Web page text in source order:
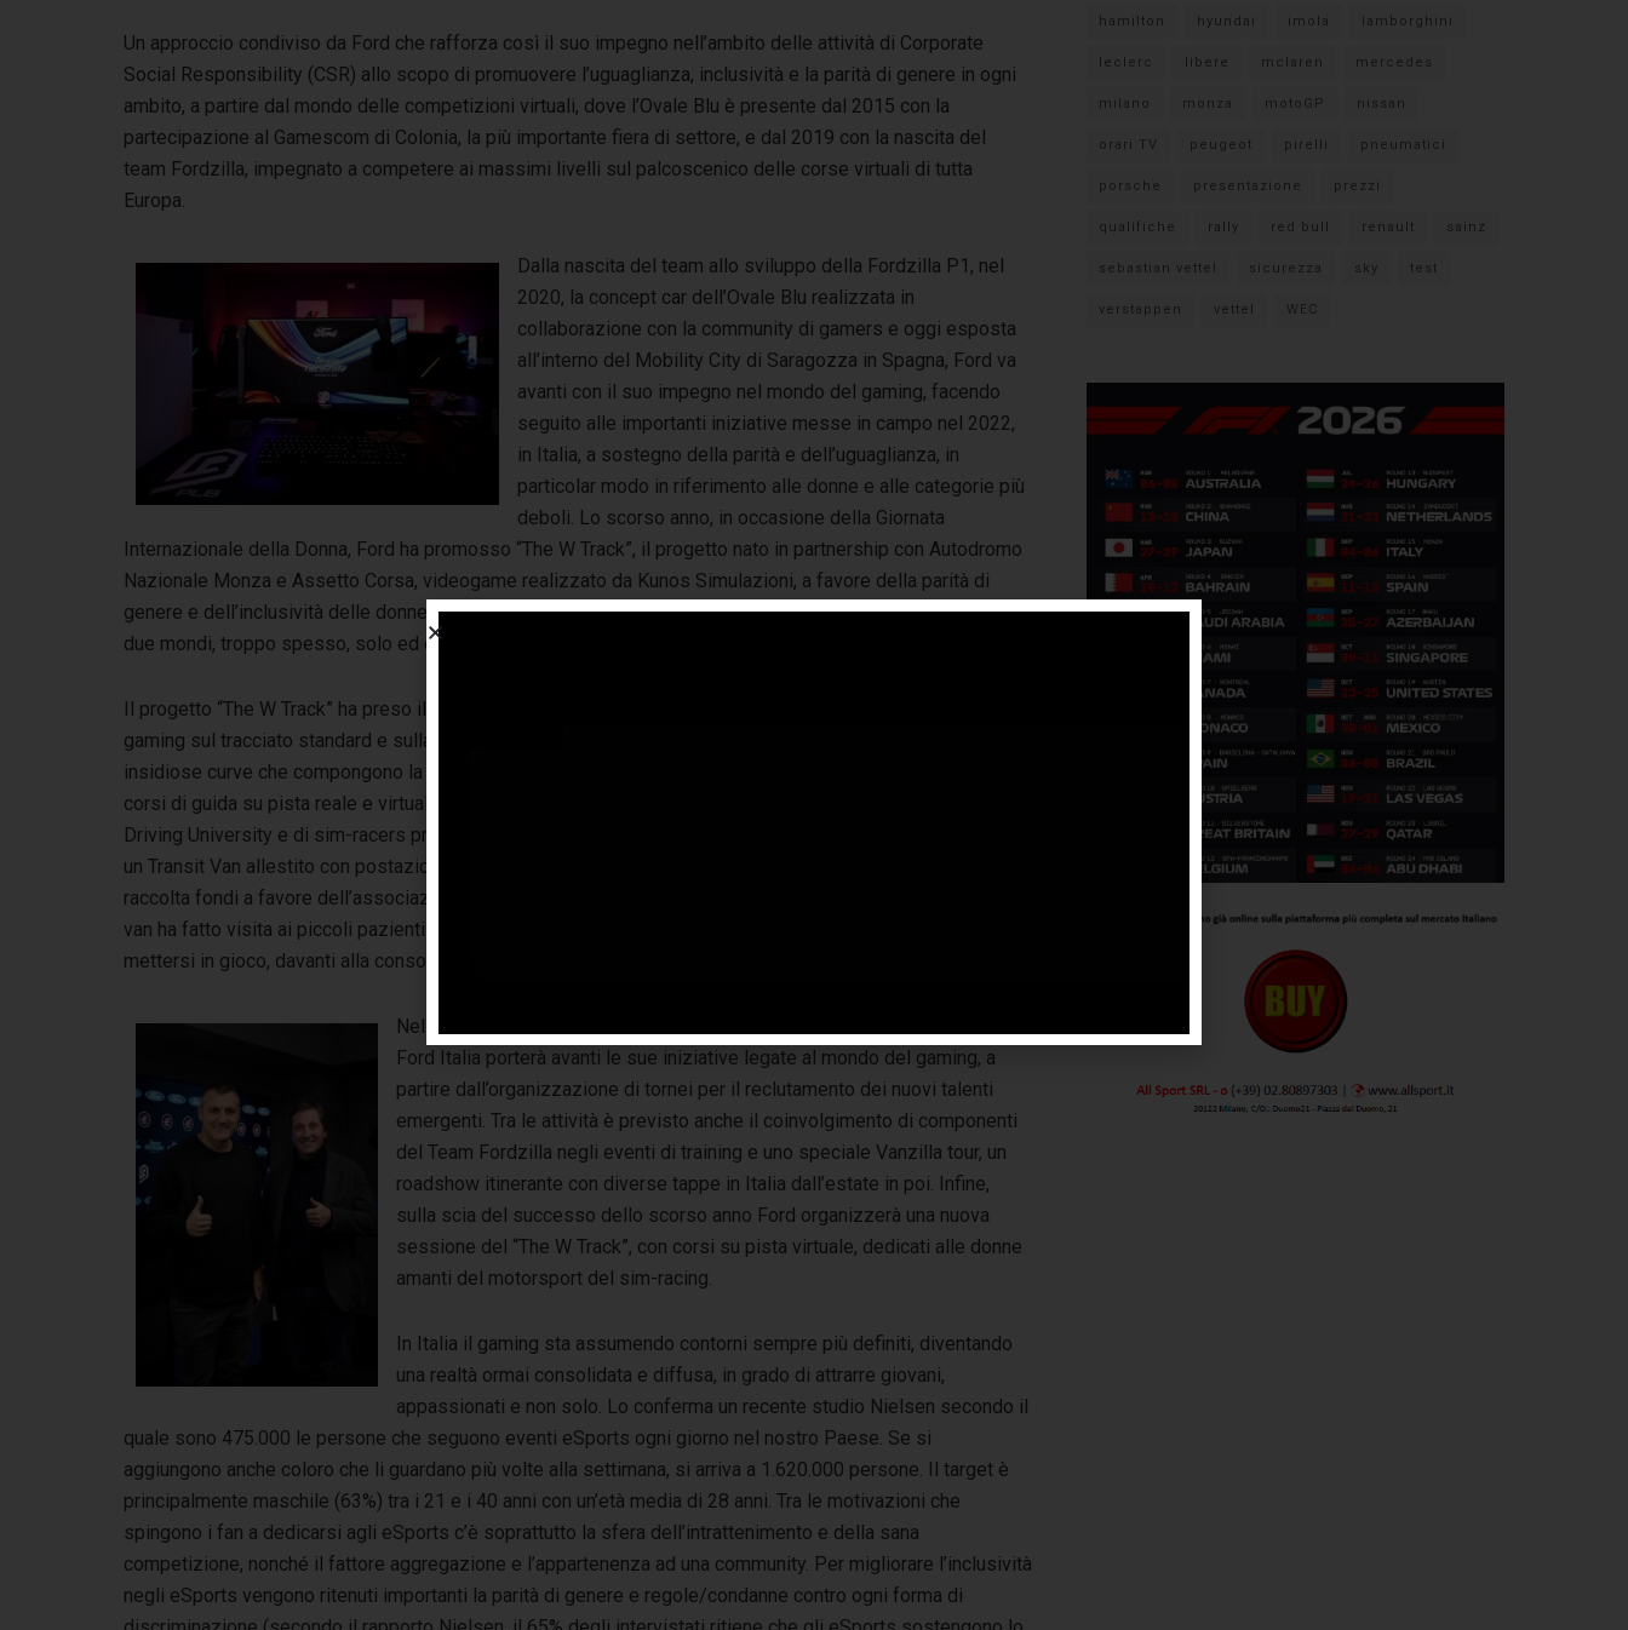
Un approccio condiviso da Ford che rafforza così il suo impegno nell’ambito delle attività di Corporate
Social Responsibility (CSR) allo scopo di promuovere l’uguaglianza, inclusività e la parità di genere in ogni
ambito, a partire dal mondo delle competizioni virtuali, dove l’Ovale Blu è presente dal 2015 con la
partecipazione al Gamescom di Colonia, la più importante fiera di settore, e dal 2019 con la nascita del
team Fordzilla, impegnato a competere ai massimi livelli sul palcoscenico delle corse virtuali di tutta
Europa.
Dalla nascita del team allo sviluppo della Fordzilla P1, nel
2020, la concept car dell’Ovale Blu realizzata in
collaborazione con la community di gamers e oggi esposta
all’interno del Mobility City di Saragozza in Spagna, Ford va
avanti con il suo impegno nel mondo del gaming, facendo
seguito alle importanti iniziative messe in campo nel 2022,
in Italia, a sostegno della parità e dell’uguaglianza, in
particolar modo in riferimento alle donne e alle categorie più
deboli. Lo scorso anno, in occasione della Giornata
Internazionale della Donna, Ford ha promosso “The W Track”, il progetto nato in partnership con Autodromo
Nazionale Monza e Assetto Corsa, videogame realizzato da Kunos Simulazioni, a favore della parità di
genere e dell’inclusività delle donne in ogni percorso professionale, partendo dagli eSports e dal racing,
due mondi, troppo spesso, solo ed esclusivamente appannaggio degli uomini.
Il progetto “The W Track” ha preso il via con un torneo di sim-racing: a sfidarsi sono stati gli influencer del
gaming sul tracciato standard e sulla variante “W Track”, un’edizione speciale nella quale si percorrono le
insidiose curve che compongono la parola “Woman”. L’iniziativa è proseguita a Monza con due giornate di
corsi di guida su pista reale e virtuale riservati alle donne, con il supporto dei team di piloti della Ford
Driving University e di sim-racers professionisti. Tra le attività promosse da Ford anche il progetto Vanzilla,
un Transit Van allestito con postazioni di gioco accessibili a tutti, che, a Bologna, ha accompagnato la
raccolta fondi a favore dell’associazione Ageop per supportare la lotta al tumore infantile. Per l’occasione, il
van ha fatto visita ai piccoli pazienti oncologici dell’ospedale Sant’Orsola, dando loro la possibilità di
mettersi in gioco, davanti alla consolle, per trascorrere qualche ora di spensieratezza e normalità.
Nel corso di quest’anno, attraverso la nuova partnership con PLB World,
Ford Italia porterà avanti le sue iniziative legate al mondo del gaming, a
partire dall’organizzazione di tornei per il reclutamento dei nuovi talenti
emergenti. Tra le attività è previsto anche il coinvolgimento di componenti
del Team Fordzilla negli eventi di training e uno speciale Vanzilla tour, un
roadshow itinerante con diverse tappe in Italia dall’estate in poi. Infine,
sulla scia del successo dello scorso anno Ford organizzerà una nuova
sessione del “The W Track”, con corsi su pista virtuale, dedicati alle donne
amanti del motorsport del sim-racing.
In Italia il gaming sta assumendo contorni sempre più definiti, diventando
una realtà ormai consolidata e diffusa, in grado di attrarre giovani,
appassionati e non solo. Lo conferma un recente studio Nielsen secondo il
quale sono 475.000 le persone che seguono eventi eSports ogni giorno nel nostro Paese. Se si
aggiungono anche coloro che li guardano più volte alla settimana, si arriva a 1.620.000 persone. Il target è
principalmente maschile (63%) tra i 21 e i 40 anni con un’età media di 28 anni. Tra le motivazioni che
spingono i fan a dedicarsi agli eSports c’è soprattutto la sfera dell’intrattenimento e della sana
competizione, nonché il fattore aggregazione e l’appartenenza ad una community. Per migliorare l’inclusività
negli eSports vengono ritenuti importanti la parità di genere e regole/condanne contro ogni forma di
hamilton hyundai imola lamborghini
leclerc libere mclaren mercedes
milano monza motoGP nissan
orari TV peugeot pirelli pneumatici
porsche presentazione prezzi
qualifiche rally red bull renault sainz
sebastian vettel sicurezza sky test
verstappen vettel WEC